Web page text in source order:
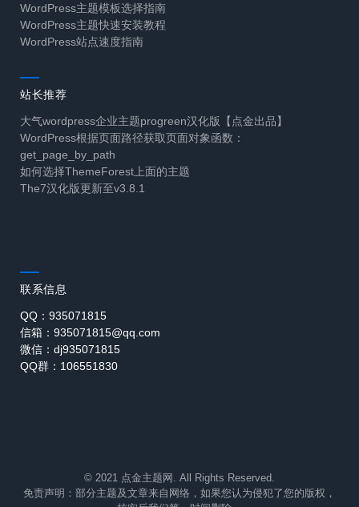
WordPress主题模板选择指南
WordPress主题快速安装教程
WordPress站点速度指南
站长推荐
大气wordpress企业主题progreen汉化版【点金出品】
WordPress根据页面路径获取页面对象函数：
get_page_by_path
如何选择ThemeForest上面的主题
The7汉化版更新至v3.8.1
联系信息
QQ：935071815
信箱：935071815@qq.com
微信：dj935071815
QQ群：106551830
© 2021 点金主题网. All Rights Reserved.
免责声明：部分主题及文章来自网络，如果您认为侵犯了您的版权，